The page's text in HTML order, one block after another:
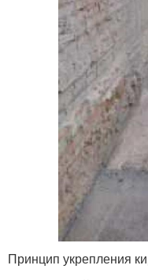
Принцип укрепления